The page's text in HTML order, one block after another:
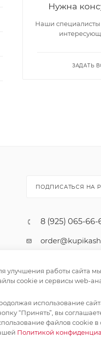
Нужна
Наши специалисты
ЗАДАТЬ
ПОДПИСАТЬСЯ НА
8 (925) 065-66-
улучшения работы сайта
cookie и сервисы web-
использование
“Принять”, вы
файлов cookie в
Политикой